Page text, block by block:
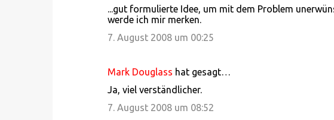
...gut formulierte Idee, um mit dem Problem
werde ich mir merken.
7. August 2008 um 00:25
Mark Douglass hat gesagt…
Ja, viel verständlicher.
7. August 2008 um 08:52